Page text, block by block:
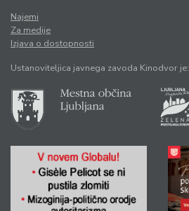
Najemi
Za medije
Izjava o dostopnosti
Ustanoviteljica javnega zavoda Kinodvor je: